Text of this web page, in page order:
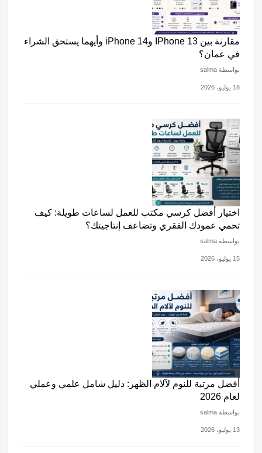
مقارنة بين IPhone 13 وiPhone 14 وأيهما يستحق الشراء
في عمان؟
بواسطة salma
18 يوليو، 2026
اختيار أفضل كرسي مكتب للعمل لساعات طويلة: كيف
تحمي عمودك الفقري وتضاعف إنتاجيتك؟
بواسطة salma
15 يوليو، 2026
أفضل مرتبة للنوم لآلام الظهر: دليل شامل علمي وعملي
لعام 2026
بواسطة salma
13 يوليو، 2026